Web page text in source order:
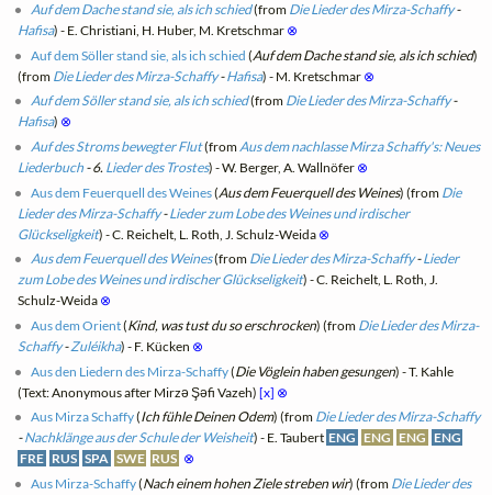
Auf dem Dache stand sie, als ich schied(from Die Lieder des Mirza-Schaffy-
Hafisa) - E. Christiani, H. Huber, M. Kretschmar ⊗
Auf dem Söller stand sie, als ich schied (Auf dem Dache stand sie, als ich schied)
(from Die Lieder des Mirza-Schaffy-Hafisa) - M. Kretschmar ⊗
Auf dem Söller stand sie, als ich schied(from Die Lieder des Mirza-Schaffy-
Hafisa) ⊗
Auf des Stroms bewegter Flut(from Aus dem nachlasse Mirza Schaffy's: Neues
Liederbuch - 6. Lieder des Trostes) - W. Berger, A. Wallnöfer ⊗
Aus dem Feuerquell des Weines(Aus dem Feuerquell des Weines) (from Die
Lieder des Mirza-Schaffy-Lieder zum Lobe des Weines und irdischer
Glückseligkeit) - C. Reichelt, L. Roth, J. Schulz-Weida ⊗
Aus dem Feuerquell des Weines(from Die Lieder des Mirza-Schaffy-Lieder
zum Lobe des Weines und irdischer Glückseligkeit) - C. Reichelt, L. Roth, J.
Schulz-Weida ⊗
Aus dem Orient(Kind, was tust du so erschrocken) (from Die Lieder des Mirza-
Schaffy-Zuléikha) - F. Kücken ⊗
Aus den Liedern des Mirza-Schaffy(Die Vöglein haben gesungen) - T. Kahle
(Text: Anonymous after Mirzə Şəfi Vazeh)[x] ⊗
Aus Mirza Schaffy(Ich fühle Deinen Odem) (from Die Lieder des Mirza-Schaffy
-Nachklänge aus der Schule der Weisheit) - E. Taubert ENG ENG ENG ENG
FRE RUS SPA SWE RUS ⊗
Aus Mirza-Schaffy(Nach einem hohen Ziele streben wir) (from Die Lieder des